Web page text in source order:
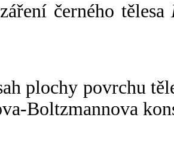
černého tělesa
plochy povrchu
Boltzmannova